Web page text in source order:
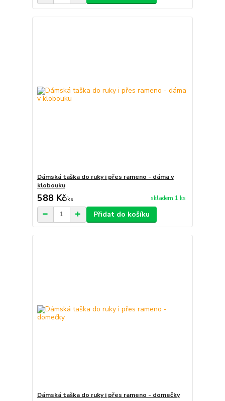
Dámská taška do ruky i přes rameno - dáma v
klobouku
588 Kč/ks skladem 1 ks
Přidat do košíku
Dámská taška do ruky i přes rameno - domečky